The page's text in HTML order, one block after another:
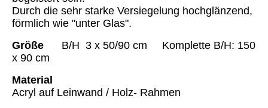
Durch die sehr starke Versiegelung hochglänzend,
förmlich wie "unter Glas".
Größe
B/H 3 x 50/90 cm Komplette B/H: 150
x 90 cm
Material
Acryl auf Leinwand / Holz- Rahmen